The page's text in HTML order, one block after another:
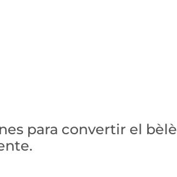
para convertir el bèlè